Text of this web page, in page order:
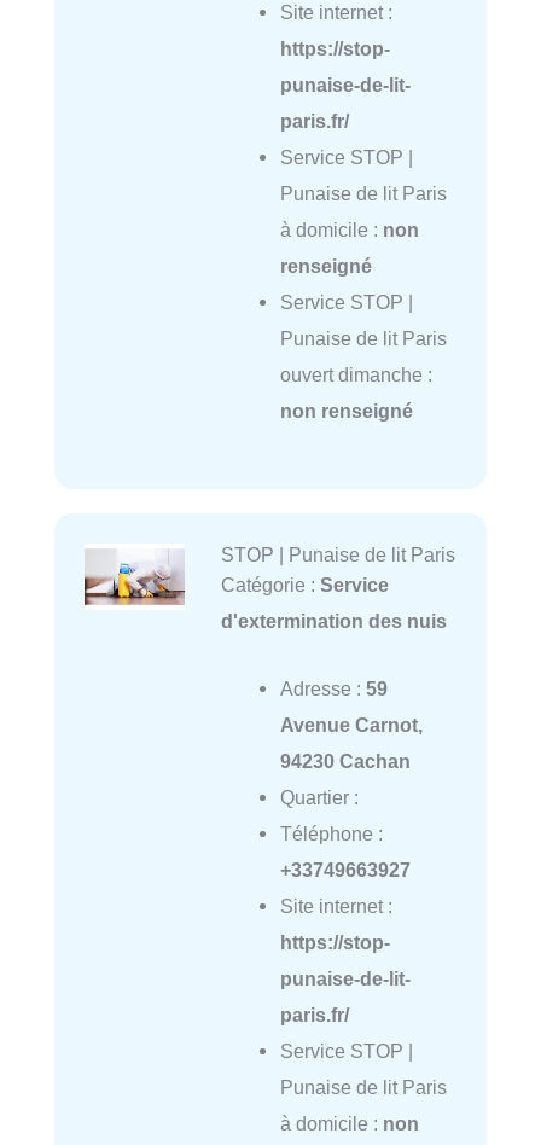
Site internet :
https://stop-
punaise-de-lit-
paris.fr/
Service STOP |
Punaise de lit Paris
à domicile : non
renseigné
Service STOP |
Punaise de lit Paris
ouvert dimanche :
non renseigné
STOP | Punaise de lit Paris
Catégorie : Service
d'extermination des nuis
Adresse : 59
Avenue Carnot,
94230 Cachan
Quartier :
Téléphone :
+33749663927
Site internet :
https://stop-
punaise-de-lit-
paris.fr/
Service STOP |
Punaise de lit Paris
à domicile : non